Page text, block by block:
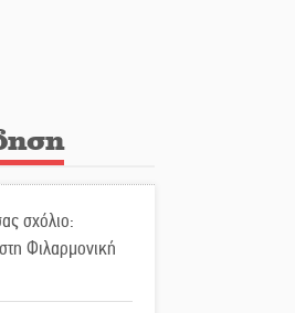
τον Αστέρα
Απιδιά για τον
Ελένης
σχόλιο:
Φιλαρμονική